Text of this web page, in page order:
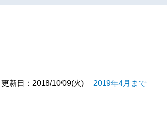
更新日：2018/10/09(火) 2019年4月まで